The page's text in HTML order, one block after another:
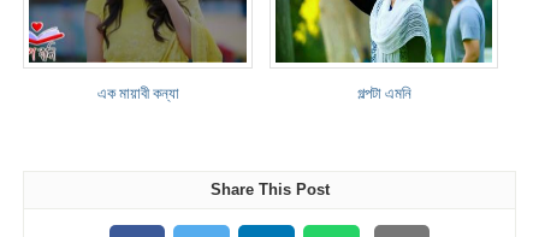
এক মায়াবী কন্যা গল্পটা এমনি
Share This Post